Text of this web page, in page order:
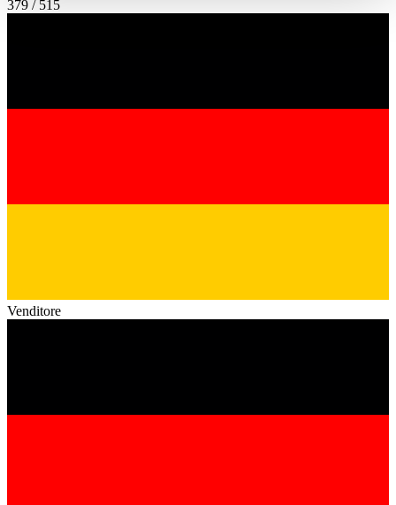
haben oder die sie im Rahmen Ihrer Nutzung der Dienste
379 / 515
Venditore